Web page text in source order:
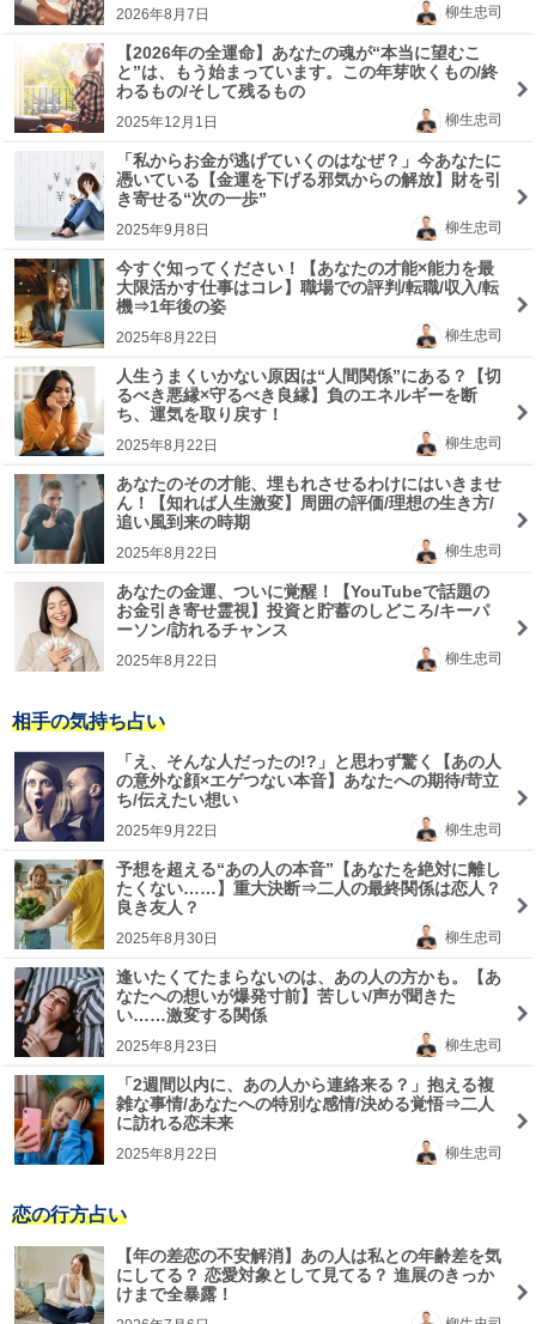
柳生忠司
2026年8月7日
【2026年の全運命】あなたの魂が“本当に望むこ
と”は、もう始まっています。この年芽吹くもの/終
わるもの/そして残るもの
柳生忠司
2025年12月1日
「私からお金が逃げていくのはなぜ？」今あなたに
憑いている【金運を下げる邪気からの解放】財を引
き寄せる“次の一歩”
柳生忠司
2025年9月8日
今すぐ知ってください！【あなたの才能×能力を最
大限活かす仕事はコレ】職場での評判/転職/収入/転
機⇒1年後の姿
柳生忠司
2025年8月22日
人生うまくいかない原因は“人間関係”にある？【切
るべき悪縁×守るべき良縁】負のエネルギーを断
ち、運気を取り戻す！
柳生忠司
2025年8月22日
あなたのその才能、埋もれさせるわけにはいきませ
ん！【知れば人生激変】周囲の評価/理想の生き方/
追い風到来の時期
柳生忠司
2025年8月22日
あなたの金運、ついに覚醒！【YouTubeで話題の
お金引き寄せ霊視】投資と貯蓄のしどころ/キーパ
ーソン/訪れるチャンス
柳生忠司
2025年8月22日
相手の気持ち占い
「え、そんな人だったの!?」と思わず驚く【あの人
の意外な顔×エゲつない本音】あなたへの期待/苛立
ち/伝えたい想い
柳生忠司
2025年9月22日
予想を超える“あの人の本音”【あなたを絶対に離し
たくない……】重大決断⇒二人の最終関係は恋人？
良き友人？
柳生忠司
2025年8月30日
逢いたくてたまらないのは、あの人の方かも。【あ
なたへの想いが爆発寸前】苦しい/声が聞きた
い……激変する関係
柳生忠司
2025年8月23日
「2週間以内に、あの人から連絡来る？」抱える複
雑な事情/あなたへの特別な感情/決める覚悟⇒二人
に訪れる恋未来
柳生忠司
2025年8月22日
恋の行方占い
【年の差恋の不安解消】あの人は私との年齢差を気
にしてる？ 恋愛対象として見てる？ 進展のきっか
けまで全暴露！